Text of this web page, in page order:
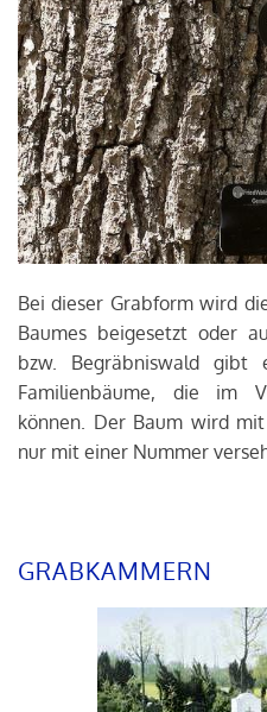
Bei dieser Grabform wird
Baumes beigesetzt oder
bzw. Begräbniswald gibt
Familienbäume, die im
können. Der Baum wird
nur mit einer Nummer
GRABKAMMERN